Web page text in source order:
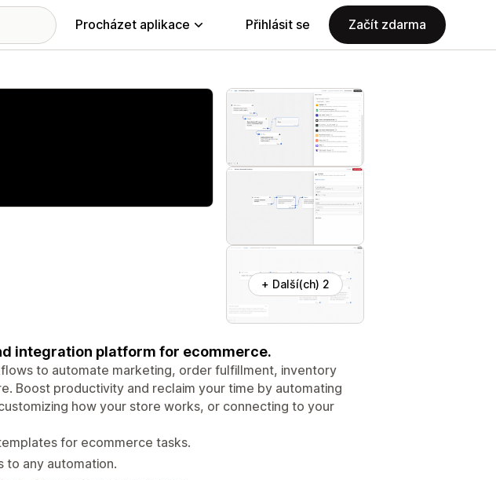
Procházet aplikace Přihlásit se Začít zdarma
+ Další(ch) 2
integration platform for ecommerce.
to automate marketing, order fulfillment, inventory
Boost productivity and reclaim your time by automating
how your store works, or connecting to your
for ecommerce tasks.
to any automation.